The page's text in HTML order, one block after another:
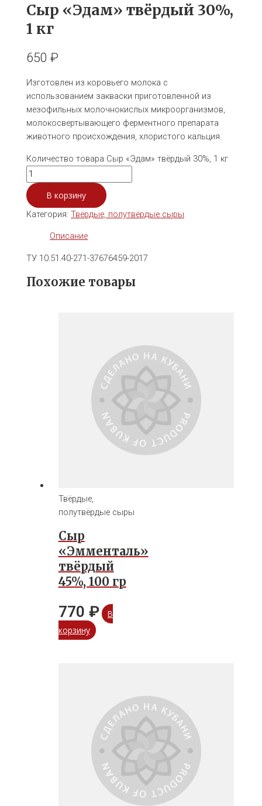
Сыр «Эдам» твёрдый 30%,
1 кг
650₽
Изготовлен из коровьего молока с
использованием закваски приготовленной из
мезофильных молочнокислых микроорганизмов,
молокосвертывающего ферментного препарата
животного происхождения, хлористого кальция.
Количество товара Сыр «Эдам» твёрдый 30%, 1 кг
В корзину
Категория:Твёрдые, полутвёрдые сыры
Описание
ТУ 10.51.40-271-37676459-2017
Похожие товары
Твёрдые,
полутвёрдые сыры
Сыр
«Эмменталь»
твёрдый
45%, 100 гр
770 ₽
В
корзину